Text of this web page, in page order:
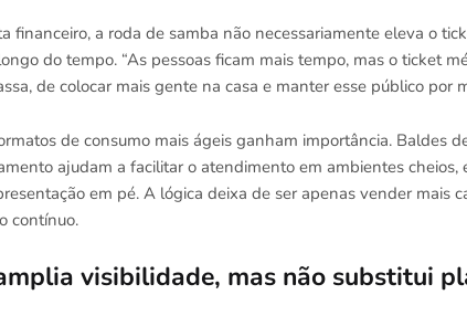
financeiro, a roda de samba não necessariamente eleva o
do tempo. “As pessoas ficam mais tempo, mas o ticket
de colocar mais gente na casa e manter esse público por
de consumo mais ágeis ganham importância. Baldes
ajudam a facilitar o atendimento em ambientes
em pé. A lógica deixa de ser apenas vender mais
contínuo.
visibilidade, mas não substitui